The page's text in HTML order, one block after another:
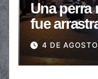
Una perra
fue
en la
4 DE